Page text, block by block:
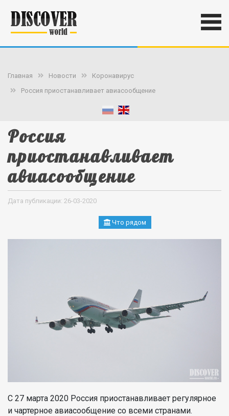
Главная Новости
Коронавирус
Россия приостанавливает авиасообщение
Россия
приостанавливает
авиасообщение
Дата публикации: 26-03-2020
Что рядом
С 27 марта 2020 Россия приостанавливает регулярное
и чартерное авиасообщение со всеми странами.